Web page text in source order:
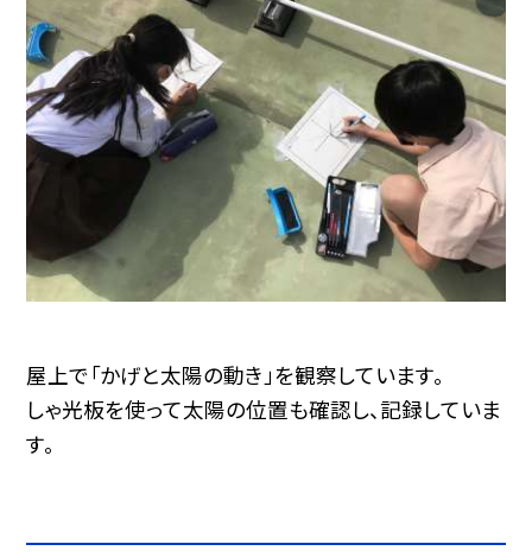
屋上で「かげと太陽の動き」を観察しています。
しゃ光板を使って太陽の位置も確認し、記録していま
す。